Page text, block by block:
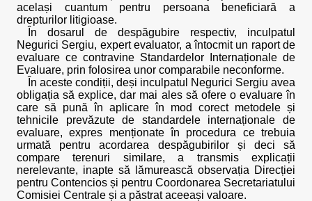
același cuantum pentru persoana beneficiară a
drepturilor litigioase.
În dosarul de despăgubire respectiv, inculpatul
Negurici Sergiu, expert evaluator, a întocmit un raport de
evaluare ce contravine Standardelor Internaționale de
Evaluare, prin folosirea unor comparabile neconforme.
În aceste condiții, deși inculpatul Negurici Sergiu avea
obligația să explice, dar mai ales să ofere o evaluare în
care să pună în aplicare în mod corect metodele și
tehnicile prevăzute de standardele internaționale de
evaluare, expres menționate în procedura ce trebuia
urmată pentru acordarea despăgubirilor și deci să
compare terenuri similare, a transmis explicații
nerelevante, inapte să lămurească observația Direcției
pentru Contencios și pentru Coordonarea Secretariatului
Comisiei Centrale și a păstrat aceeași valoare.